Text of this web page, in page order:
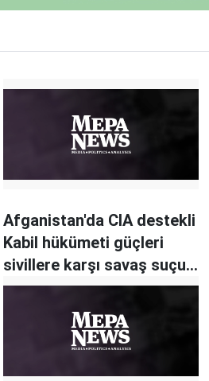
Afganistan'da CIA destekli
Kabil hükümeti güçleri
sivillere karşı savaş suçu
işliyor